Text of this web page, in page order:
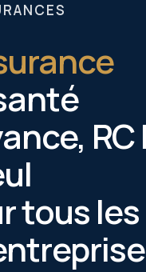
RC
tous les